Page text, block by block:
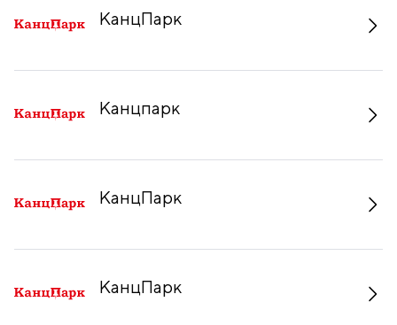
КанцПарк
Канцпарк
КанцПарк
КанцПарк